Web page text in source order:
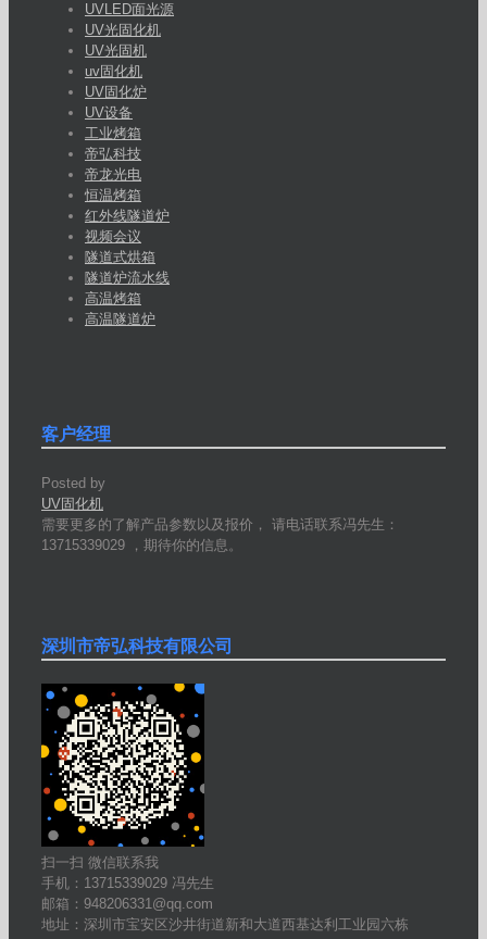
UVLED面光源
UV光固化机
UV光固机
uv固化机
UV固化炉
UV设备
工业烤箱
帝弘科技
帝龙光电
恒温烤箱
红外线隧道炉
视频会议
隧道式烘箱
隧道炉流水线
高温烤箱
高温隧道炉
客户经理
Posted by
UV固化机
需要更多的了解产品参数以及报价， 请电话联系冯先生：
13715339029 ，期待你的信息。
深圳市帝弘科技有限公司
扫一扫 微信联系我
手机：13715339029 冯先生
邮箱：948206331@qq.com
地址：深圳市宝安区沙井街道新和大道西基达利工业园六栋